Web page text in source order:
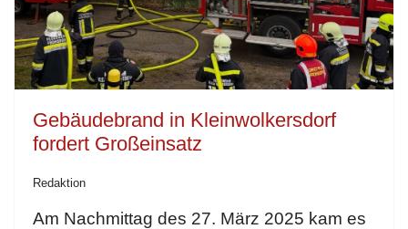
Gebäudebrand in Kleinwolkersdorf
fordert Großeinsatz
Redaktion
Am Nachmittag des 27. März 2025 kam es